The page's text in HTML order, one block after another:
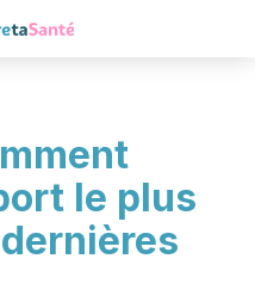
le plus